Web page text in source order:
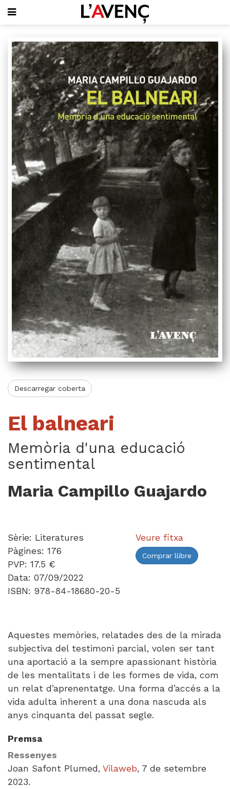
PORTADA
QUI SOM
L'AVENÇ PAPER
PLECS D'HISTÒRIA LOCAL
LLIBRES
PUBLICITAT
AGENDA
VIDEOTECA
Focus
Entrevistes
Actualitat
El llibre de la setmana
Mirador
Videoteca
Termes legals
SUBSCRIU-T'HI
Descarregar coberta
El balneari
Memòria d'una educació
sentimental
Maria Campillo Guajardo
Sèrie: Literatures
Pàgines: 176
PVP: 17.5 €
Data: 07/09/2022
ISBN: 978-84-18680-20-5
Veure fitxa
Comprar llibre
Aquestes memòries, relatades des de la mirada
subjectiva del testimoni parcial, volen ser tant
una aportació a la sempre apassionant història
de les mentalitats i de les formes de vida, com
un relat d’aprenentatge. Una forma d’accés a la
vida adulta inherent a una dona nascuda als
anys cinquanta del passat segle.
Premsa
Ressenyes
Joan Safont Plumed, Vilaweb, 7 de setembre
2023.